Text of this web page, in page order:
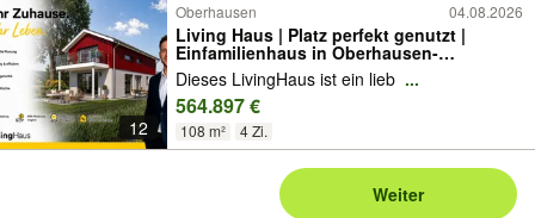
12
Oberhausen 04.08.2026
Living Haus | Platz perfekt genutzt |
Einfamilienhaus in Oberhausen-
Tackenberg | KfW 40 & QNG
Dieses LivingHaus ist ein lieb ...
564.897 €
108 m² 4 Zi.
Weiter